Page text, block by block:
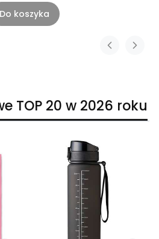
Do koszyka
TOP 20 w 2026 roku